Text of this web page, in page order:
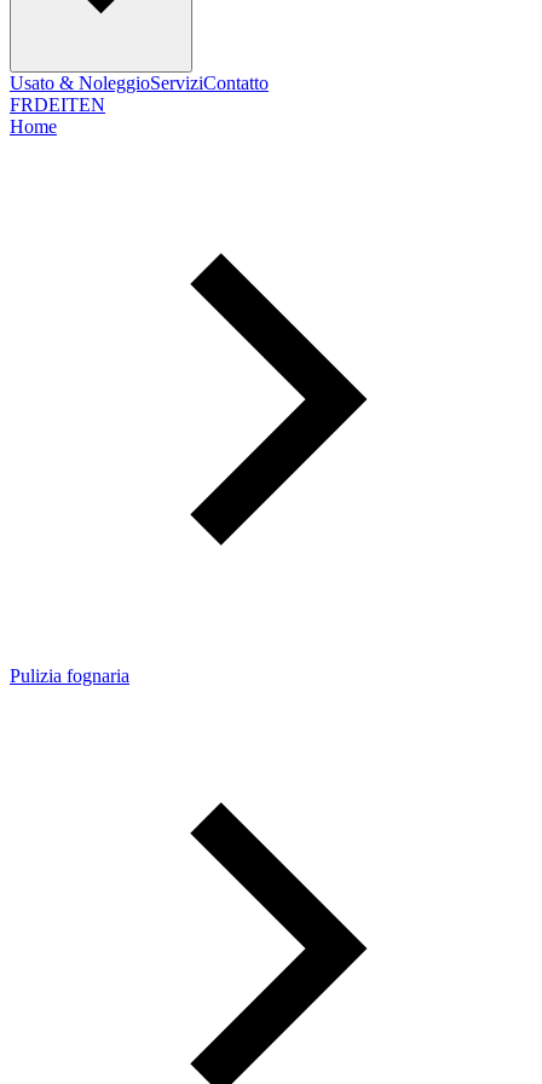
Usato & NoleggioServiziContatto
FRDEITEN
Home
Pulizia fognaria